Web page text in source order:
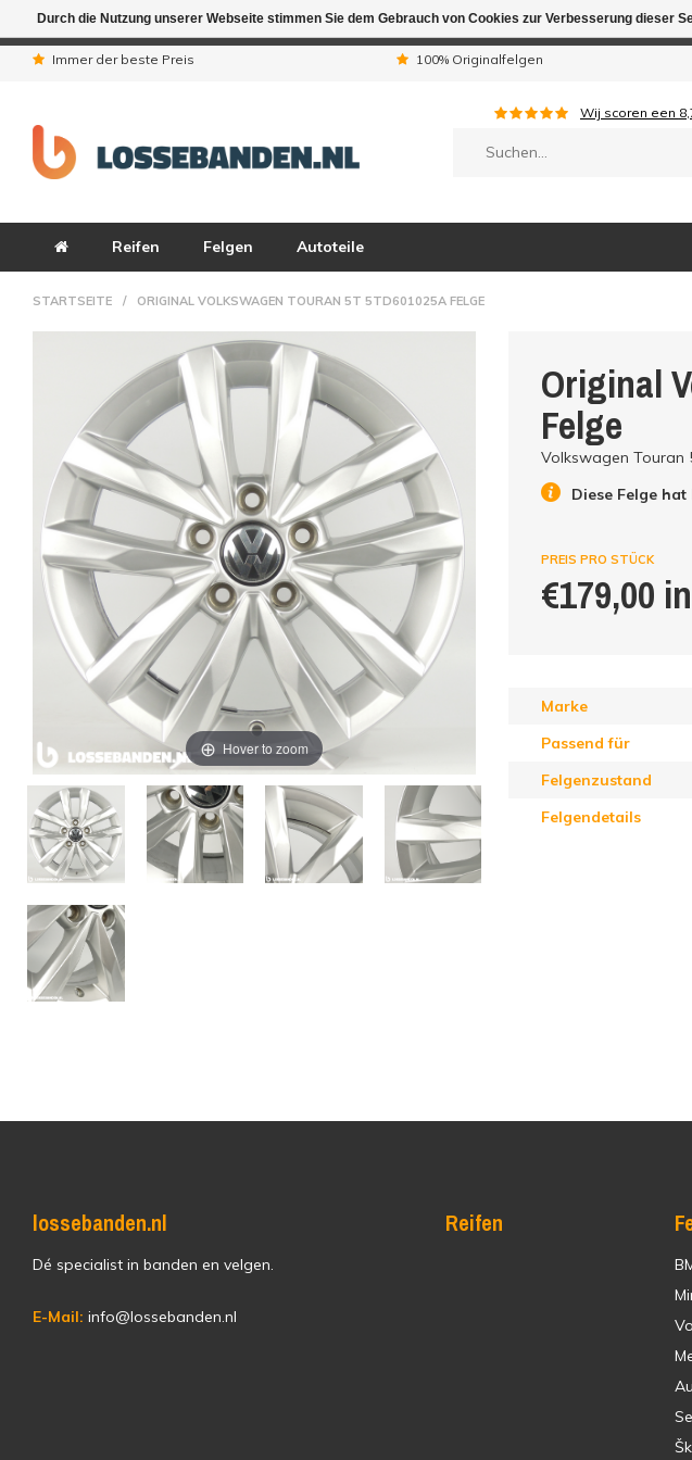
Immer der beste Preis 100% Originalfelgen
Wij scoren een
Reifen Felgen Autoteile
STARTSEITE / ORIGINAL VOLKSWAGEN TOURAN 5T 5TD601025A FELGE
Hover to zoom
Original
Felge
Volkswagen Touran
Diese Felge
PREIS PRO STÜCK
€179,00
Marke
Passend für
Felgenzustand
Felgendetails
lossebanden.nl
Dé specialist in banden en velgen.
E-Mail: info@lossebanden.nl
Reifen
Durch die Nutzung unserer Webseite stimmen Sie dem Gebrauch von Cookies zur Verbesserung dieser
Aufgrund der Ferientagen sind wir telefonisch